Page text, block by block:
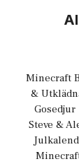
Minecraft
&
Gosedjur
Steve &